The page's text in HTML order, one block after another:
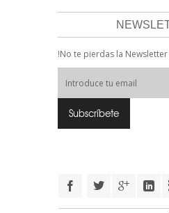
!No te pierdas la